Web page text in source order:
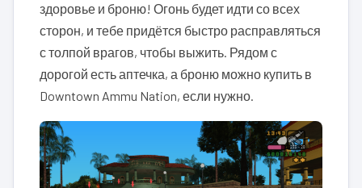
здоровье и броню! Огонь будет идти со всех
сторон, и тебе придётся быстро расправляться
с толпой врагов, чтобы выжить. Рядом с
дорогой есть аптечка, а броню можно купить в
Downtown Ammu Nation, если нужно.